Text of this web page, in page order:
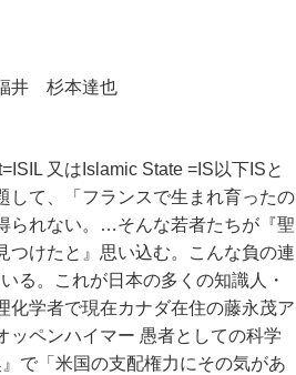
也
又はIslamic State =IS以下ISと
して、「フランスで生まれ育ったの
られない。…そんな若者たちが『聖
つけたと』思い込む。こんな負の連
る。これが日本の多くの知識人・
学者で現在カナダ在住の藤永茂ア
ッペンハイマー 愚者としての科学
で「米国の支配権力にその気があ